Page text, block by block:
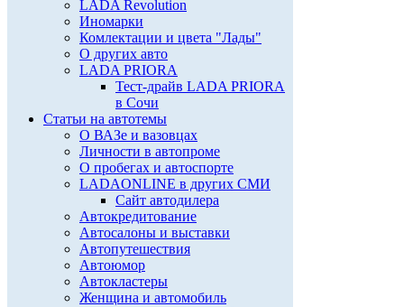
LADA Revolution
Иномарки
Комлектации и цвета "Лады"
О других авто
LADA PRIORA
Тест-драйв LADA PRIORA
в Сочи
Статьи на автотемы
О ВАЗе и вазовцах
Личности в автопроме
О пробегах и автоспорте
LADAONLINE в других СМИ
Сайт автодилера
Автокредитование
Автосалоны и выставки
Автопутешествия
Автоюмор
Автокластеры
Женщина и автомобиль